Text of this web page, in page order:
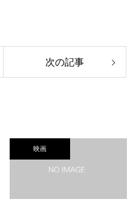
次の記事
映画